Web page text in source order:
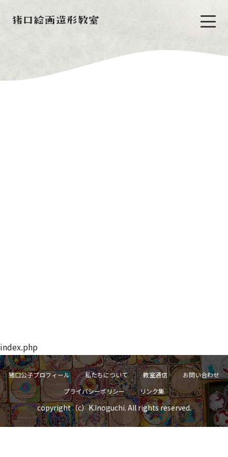
index.php
猪口公子プロフィール 私たちについて 教室通信
お問い合わせ
プライバシーポリシー
リンク集
copyright（c）K.Inoguchi. All rights reserved.